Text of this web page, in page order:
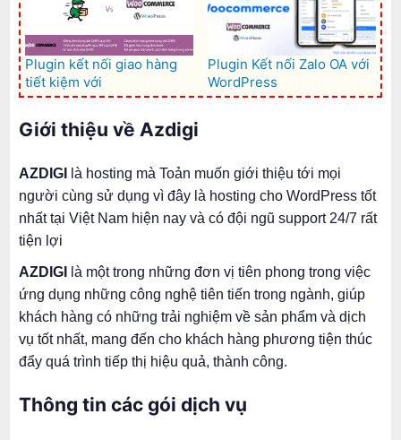
Plugin kết nối giao hàng
tiết kiệm với
Woocommerce – GHTK for
Woocommerce
Plugin Kết nối Zalo OA với
WordPress
Giới thiệu về Azdigi
AZDIGI
là hosting mà Toản muốn giới thiệu tới mọi
người cùng sử dụng vì đây là hosting cho WordPress tốt
nhất tại Việt Nam hiện nay và có đội ngũ support 24/7 rất
tiện lợi
AZDIGI
là một trong những đơn vị tiên phong trong việc
ứng dụng những công nghệ tiên tiến trong ngành, giúp
khách hàng có những trải nghiệm về sản phẩm và dịch
vụ tốt nhất, mang đến cho khách hàng phương tiện thúc
đẩy quá trình tiếp thị hiệu quả, thành công.
Thông tin các gói dịch vụ